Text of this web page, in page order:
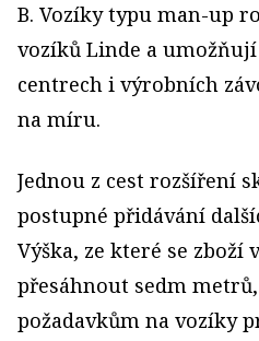
B. Vozíky typu man-up
vozíků Linde a
centrech i výrobních
na míru.
Jednou z cest rozšíření
postupné přidávání
Výška, ze které se zboží
přesáhnout sedm
požadavkům na vozíky